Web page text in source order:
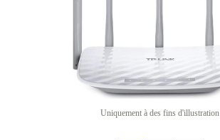
Uniquement à des fins d'illustration